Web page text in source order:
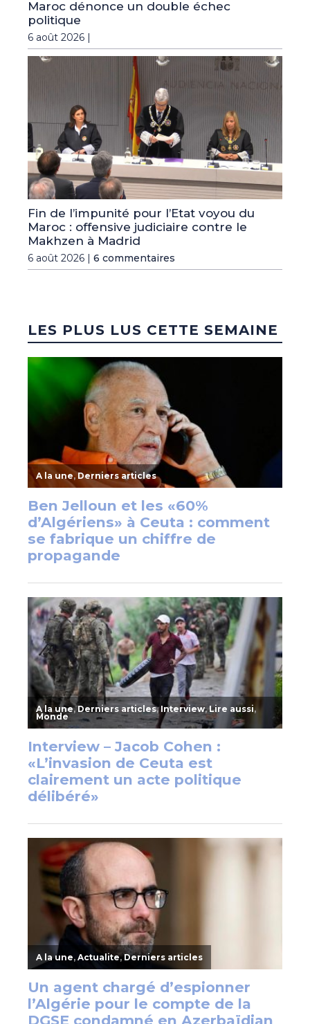
Maroc dénonce un double échec
politique
6 août 2026 |
Fin de l’impunité pour l’Etat voyou du
Maroc : offensive judiciaire contre le
Makhzen à Madrid
6 août 2026 | 6 commentaires
LES PLUS LUS CETTE SEMAINE